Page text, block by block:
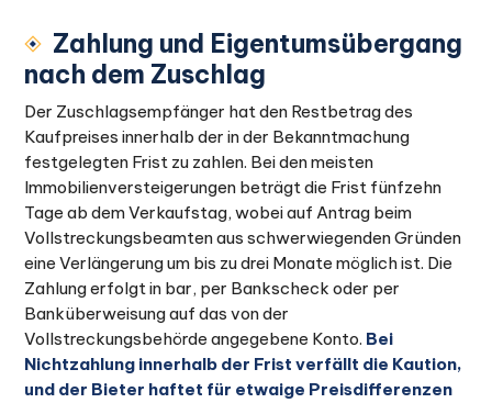
Zahlung und Eigentumsübergang
nach dem Zuschlag
Der Zuschlagsempfänger hat den Restbetrag des
Kaufpreises innerhalb der in der Bekanntmachung
festgelegten Frist zu zahlen. Bei den meisten
Immobilienversteigerungen beträgt die Frist fünfzehn
Tage ab dem Verkaufstag, wobei auf Antrag beim
Vollstreckungsbeamten aus schwerwiegenden Gründen
eine Verlängerung um bis zu drei Monate möglich ist. Die
Zahlung erfolgt in bar, per Bankscheck oder per
Banküberweisung auf das von der
Vollstreckungsbehörde angegebene Konto. Bei
Nichtzahlung innerhalb der Frist verfällt die Kaution,
und der Bieter haftet für etwaige Preisdifferenzen